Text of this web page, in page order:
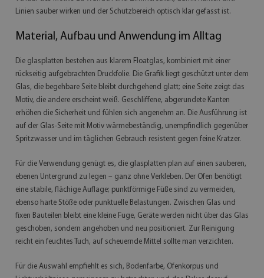
Linien sauber wirken und der Schutzbereich optisch klar gefasst ist.
Material, Aufbau und Anwendung im Alltag
Die glasplatten bestehen aus klarem Floatglas, kombiniert mit einer
rückseitig aufgebrachten Druckfolie. Die Grafik liegt geschützt unter dem
Glas, die begehbare Seite bleibt durchgehend glatt; eine Seite zeigt das
Motiv, die andere erscheint weiß. Geschliffene, abgerundete Kanten
erhöhen die Sicherheit und fühlen sich angenehm an. Die Ausführung ist
auf der Glas-Seite mit Motiv wärmebeständig, unempfindlich gegenüber
Spritzwasser und im täglichen Gebrauch resistent gegen feine Kratzer.
Für die Verwendung genügt es, die glasplatten plan auf einen sauberen,
ebenen Untergrund zu legen – ganz ohne Verkleben. Der Ofen benötigt
eine stabile, flächige Auflage; punktförmige Füße sind zu vermeiden,
ebenso harte Stöße oder punktuelle Belastungen. Zwischen Glas und
fixen Bauteilen bleibt eine kleine Fuge, Geräte werden nicht über das Glas
geschoben, sondern angehoben und neu positioniert. Zur Reinigung
reicht ein feuchtes Tuch, auf scheuernde Mittel sollte man verzichten.
Für die Auswahl empfiehlt es sich, Bodenfarbe, Ofenkorpus und